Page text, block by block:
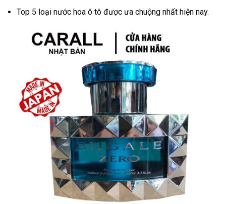
Top 5 loại nước hoa ô tô được ưa chuộng nhất hiện nay.